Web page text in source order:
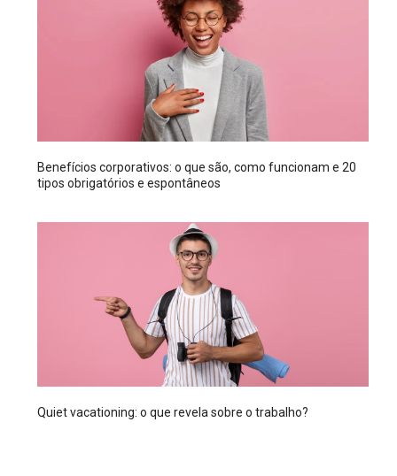
Benefícios corporativos: o que são, como funcionam e 20
tipos obrigatórios e espontâneos
Quiet vacationing: o que revela sobre o trabalho?